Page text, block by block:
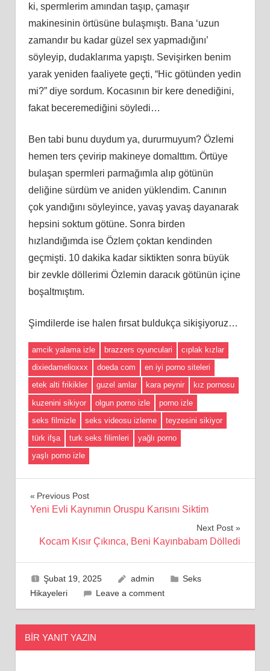
ki, spermlerim amından taşıp, çamaşır
makinesinin örtüsüne bulaşmıştı. Bana ‘uzun
zamandır bu kadar güzel sex yapmadığını’
söyleyip, dudaklarıma yapıştı. Sevişirken benim
yarak yeniden faaliyete geçti, “Hic götünden yedin
mi?” diye sordum. Kocasının bir kere denediğini,
fakat beceremediğini söyledi…
Ben tabi bunu duydum ya, dururmuyum? Özlemi
hemen ters çevirip makineye domalttım. Örtüye
bulaşan spermleri parmağımla alıp götünün
deliğine sürdüm ve aniden yüklendim. Canının
çok yandığını söyleyince, yavaş yavaş dayanarak
hepsini soktum götüne. Sonra birden
hızlandığımda ise Özlem çoktan kendinden
geçmişti. 10 dakika kadar siktikten sonra büyük
bir zevkle döllerimi Özlemin daracık götünün içine
boşaltmıştım.
Şimdilerde ise halen fırsat buldukça sikişiyoruz…
amcik yalama izle brazzers oyunculari
cıplak kızlar
dixiedamelioxxx
doeda com
en iyi porno siteleri
etek alti frikikler
guzel amlar kara peynir
kız pornosu
kuzenini sikiyor
olgun porno izle
porno izle
seks filmizle
seks videosu izleme
teyzesini sikiyor
türk ifşa
turk seks filimleri
yağlı porno
yaşlı porno izle
Yazı
Previous Post
Yeni Evli Kaynımın Oruspu Karısını Siktim
Next Post
Kocam Kısır Çıkınca, Beni Kayınbabam Dölledi
Şubat 19, 2025 admin
Seks
Hikayeleri
Leave a comment
BIR YANIT YAZIN